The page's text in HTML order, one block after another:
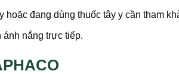
đang dùng thuốc tây y cần tham
ánh nắng trực tiếp.